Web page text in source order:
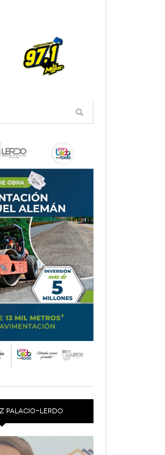
PALACIO-LERDO